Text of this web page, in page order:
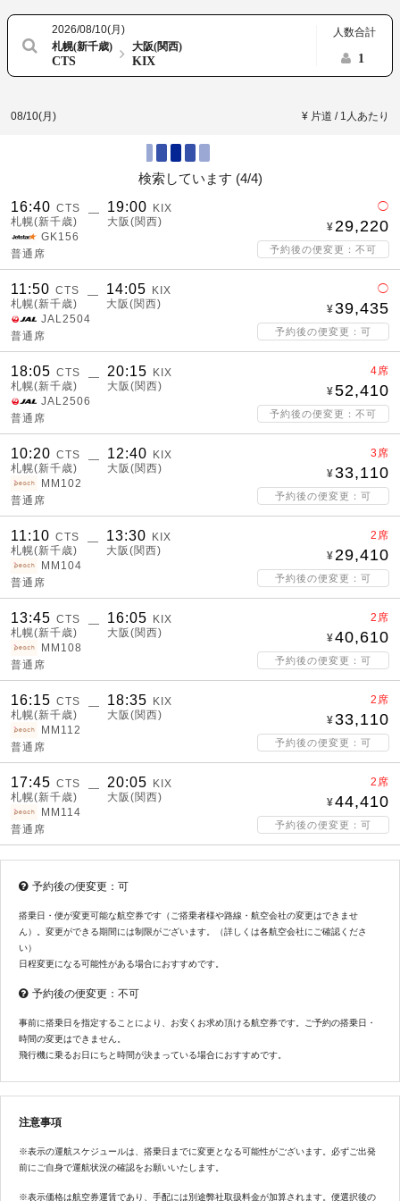
2026/08/10(月)
札幌(新千歳)
CTS
大阪(関西)
KIX
人数合計
1
08/10(月) ¥ 片道 / 1人あたり
検索しています (4/4)
16:40 CTS
札幌(新千歳)
― 19:00
KIX
大阪(関西)
GK156
普通席
◯
29,220
予約後の便変更：不可
11:50 CTS
札幌(新千歳)
― 14:05
KIX
大阪(関西)
JAL2504
普通席
◯
39,435
予約後の便変更：可
18:05 CTS
札幌(新千歳)
― 20:15
KIX
大阪(関西)
JAL2506
普通席
4席
52,410
予約後の便変更：不可
10:20 CTS
札幌(新千歳)
― 12:40
KIX
大阪(関西)
MM102
普通席
3席
33,110
予約後の便変更：可
11:10 CTS
札幌(新千歳)
― 13:30
KIX
大阪(関西)
MM104
普通席
2席
29,410
予約後の便変更：可
13:45 CTS
札幌(新千歳)
― 16:05
KIX
大阪(関西)
MM108
普通席
2席
40,610
予約後の便変更：可
16:15 CTS
札幌(新千歳)
― 18:35
KIX
大阪(関西)
MM112
普通席
2席
33,110
予約後の便変更：可
17:45 CTS
札幌(新千歳)
― 20:05
KIX
大阪(関西)
MM114
普通席
2席
44,410
予約後の便変更：可
予約後の便変更：可
搭乗日・便が変更可能な航空券です（ご搭乗者様や路線・航空会社の変更はできませ
ん）。変更ができる期間には制限がございます。（詳しくは各航空会社にご確認くださ
い）
日程変更になる可能性がある場合におすすめです。
予約後の便変更：不可
事前に搭乗日を指定することにより、お安くお求め頂ける航空券です。ご予約の搭乗日・
時間の変更はできません。
飛行機に乗るお日にちと時間が決まっている場合におすすめです。
注意事項
※表示の運航スケジュールは、搭乗日までに変更となる可能性がございます。必ずご出発
前にご自身で運航状況の確認をお願いいたします。
※表示価格は航空券運賃であり、手配には別途弊社取扱料金が加算されます。便選択後の